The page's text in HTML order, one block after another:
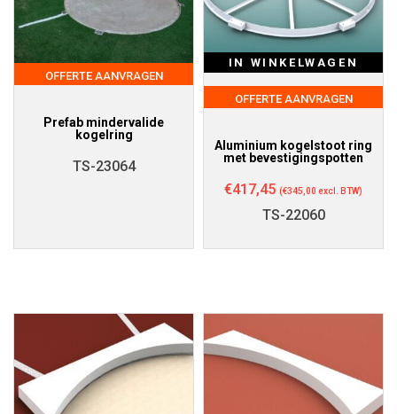
OFFERTE AANVRAGEN
Prefab mindervalide
kogelring
TS-23064
IN WINKELWAGEN
OFFERTE AANVRAGEN
Aluminium kogelstoot ring
met bevestigingspotten
€417,45 (€345,00 excl. BTW)
TS-22060